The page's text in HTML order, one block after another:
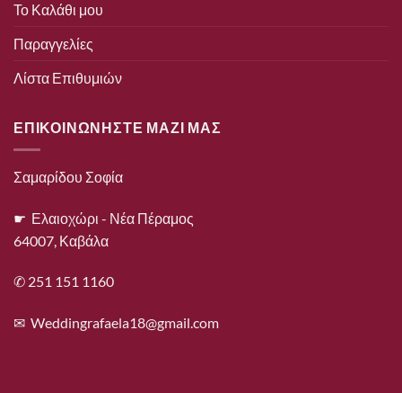
Το Καλάθι μου
Παραγγελίες
Λίστα Επιθυμιών
ΕΠΙΚΟΙΝΩΝΗΣΤΕ ΜΑΖΙ ΜΑΣ
Σαμαρίδου Σοφία
☛ Ελαιοχώρι - Νέα Πέραμος
64007, Καβάλα
✆ 251 151 1160
✉ Weddingrafaela18@gmail.com